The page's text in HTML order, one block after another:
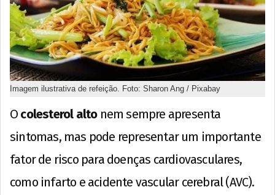
Imagem ilustrativa de refeição. Foto: Sharon Ang / Pixabay
O colesterol altonem sempre apresenta
sintomas, mas pode representar um importante
fator de risco para doenças cardiovasculares,
como infarto e acidente vascular cerebral (AVC).